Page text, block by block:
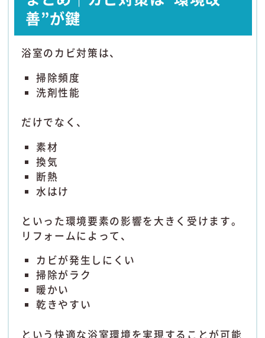
善”が鍵
浴室のカビ対策は、
掃除頻度
洗剤性能
だけでなく、
素材
換気
断熱
水はけ
といった環境要素の影響を大きく受けます。
リフォームによって、
カビが発生しにくい
掃除がラク
暖かい
乾きやすい
という快適な浴室環境を実現することが可能